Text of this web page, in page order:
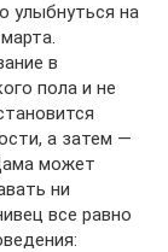
улыбнуться на
в
пола и не
а затем —
может
ни
все равно